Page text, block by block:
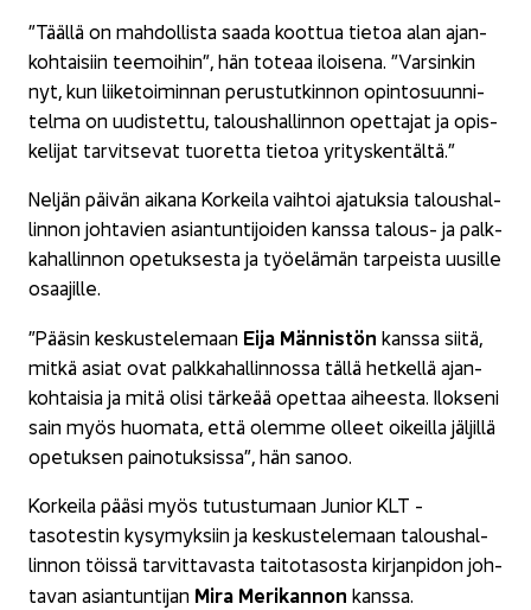
”Tääl­lä on mah­dol­lis­ta saada koot­tua tie­toa alan ajan­
koh­tai­siin tee­moi­hin”, hän to­te­aa iloi­se­na. ”Var­sin­kin
nyt, kun lii­ke­toi­min­nan pe­rus­tut­kin­non opin­to­suun­ni­
tel­ma on uu­dis­tet­tu, ta­lous­hal­lin­non opet­ta­jat ja opis­
ke­li­jat tar­vit­se­vat tuo­ret­ta tie­toa yri­tys­ken­täl­tä.”
Nel­jän päi­vän ai­ka­na Kor­kei­la vaih­toi aja­tuk­sia ta­lous­hal­
lin­non joh­ta­vien asian­tun­ti­joi­den kans­sa talous-​ ja palk­
ka­hal­lin­non ope­tuk­ses­ta ja työ­elä­män tar­peis­ta uusil­le
osaa­jil­le.
”Pää­sin kes­kus­te­le­maan Eija Män­nis­tön kans­sa siitä,
mitkä asiat ovat palk­ka­hal­lin­nos­sa tällä het­kel­lä ajan­
koh­tai­sia ja mitä olisi tär­ke­ää opet­taa ai­hees­ta. Ilok­se­ni
sain myös huo­ma­ta, että olem­me ol­leet oi­keil­la jäl­jil­lä
ope­tuk­sen pai­no­tuk­sis­sa”, hän sanoo.
Kor­kei­la pääsi myös tu­tus­tu­maan Ju­nior KLT -​
tasotestin ky­sy­myk­siin ja kes­kus­te­le­maan ta­lous­hal­
lin­non töis­sä tar­vit­ta­vas­ta tai­to­ta­sos­ta kir­jan­pi­don joh­
ta­van asian­tun­ti­jan Mira Me­ri­kan­non kans­sa.